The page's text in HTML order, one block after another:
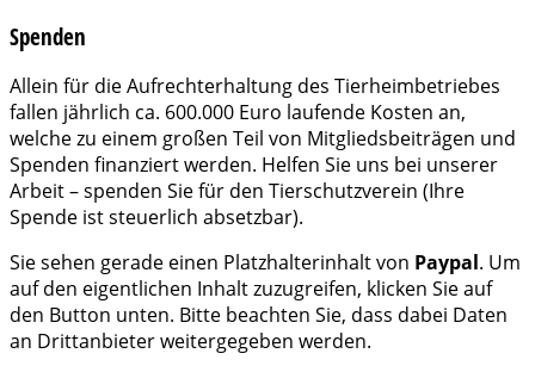
Spenden
Allein für die Aufrechterhaltung des Tierheimbetriebes
fallen jährlich ca. 600.000 Euro laufende Kosten an,
welche zu einem großen Teil von Mitgliedsbeiträgen und
Spenden finanziert werden. Helfen Sie uns bei unserer
Arbeit – spenden Sie für den Tierschutzverein (Ihre
Spende ist steuerlich absetzbar).
Sie sehen gerade einen Platzhalterinhalt von Paypal. Um
auf den eigentlichen Inhalt zuzugreifen, klicken Sie auf
den Button unten. Bitte beachten Sie, dass dabei Daten
an Drittanbieter weitergegeben werden.